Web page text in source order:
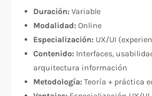
Duración: Variable
Modalidad: Online
Especialización: UX/UI
Contenido: Interfaces,
arquitectura información
Metodología: Teoría + práctica